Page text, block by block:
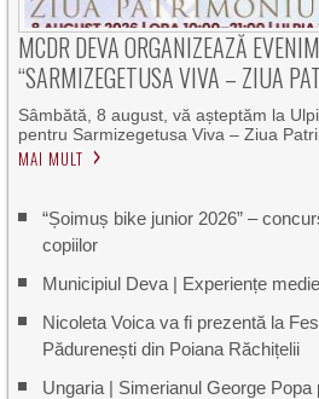
MCDR DEVA ORGANIZEAZĂ
“SARMIZEGETUSA VIVA – ZIUA
Sâmbătă, 8 august, vă așteptăm la
pentru Sarmizegetusa Viva – Ziua
MAI MULT
“Șoimuș bike junior 2026” –
copiilor
Municipiul Deva | Experiențe
Nicoleta Voica va fi prezentă la
Pădurenești din Poiana Răchițelii
Ungaria | Simerianul George Popa